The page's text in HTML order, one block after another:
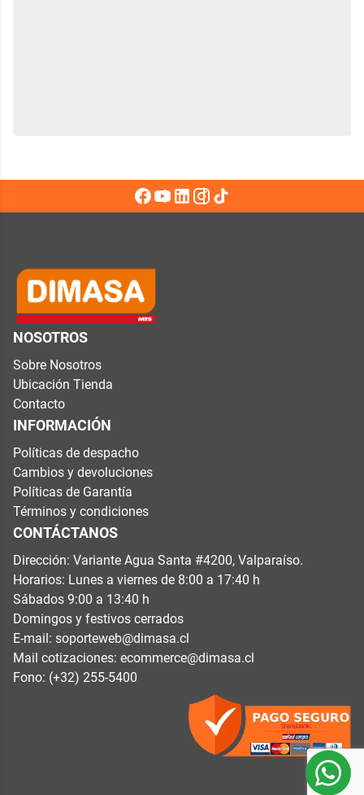
NOSOTROS
Sobre Nosotros
Ubicación Tienda
Contacto
INFORMACIÓN
Políticas de despacho
Cambios y devoluciones
Políticas de Garantía
Términos y condiciones
CONTÁCTANOS
Dirección: Variante Agua Santa #4200, Valparaíso.
Horarios: Lunes a viernes de 8:00 a 17:40 h
Sábados 9:00 a 13:40 h
Domingos y festivos cerrados
E-mail: soporteweb@dimasa.cl
Mail cotizaciones: ecommerce@dimasa.cl
Fono: (+32) 255-5400